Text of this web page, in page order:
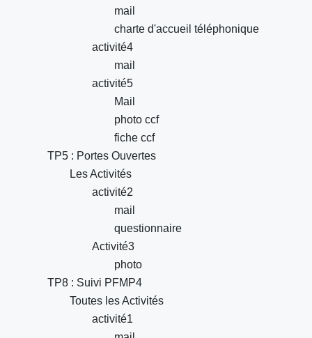
mail
charte d'accueil téléphonique
activité4
mail
activité5
Mail
photo ccf
fiche ccf
TP5 : Portes Ouvertes
Les Activités
activité2
mail
questionnaire
Activité3
photo
TP8 : Suivi PFMP4
Toutes les Activités
activité1